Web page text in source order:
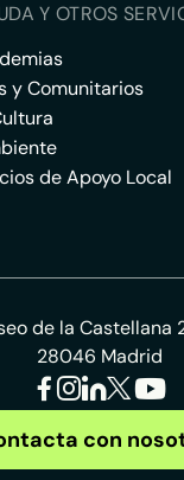
Y OTROS
y Comunitarios
de Apoyo Local
de la Castellana
28046 Madrid
con